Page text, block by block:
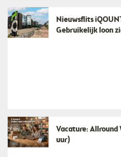
Nieuwsflits
Gebruikelijk loon
Vacature: Allround
uur)